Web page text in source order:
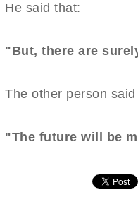
He said that:
"But, there are
The other person said
"The future will be